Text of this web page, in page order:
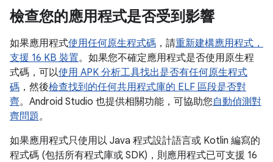
檢查您的應用程式是否受到影響
如果應用程式使用任何原生程式碼 ，請重新建構應用程式，
支援 16 KB 裝置。如果您不確定應用程式是否使用原生程
式碼，可以使用 APK 分析工具找出是否有任何原生程式
碼 ，然後檢查找到的任何共用程式庫的 ELF 區段是否對
齊。Android Studio 也提供相關功能，可協助您自動偵測對
齊問題。
如果應用程式只使用以 Java 程式設計語言或 Kotlin 編寫的
程式碼 (包括所有程式庫或 SDK)，則應用程式已可支援 16